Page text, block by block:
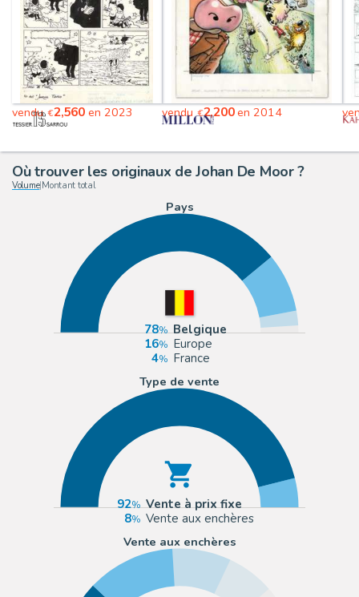
vendu€2,560en 2023 vendu€2,200en 2014
Où trouver les originaux de Johan De Moor ?
Volume| Montant total
Pays
78
Belgique
16
Europe
4
France
Type de vente
92
Vente à prix fixe
8
Vente aux enchères
Vente aux enchères